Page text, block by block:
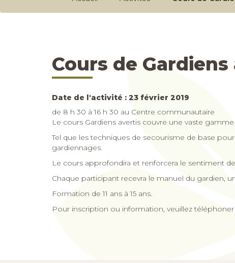
Cours de
Date de l'activité : 23 février 2019
de 8 h 30 à 16 h 30 au Centre communautaire
Le cours Gardiens avertis couvre une vaste gamme
Tel que les techniques de secourisme de base
gardiennages.
Le cours approfondira et renforcera le sentiment
Chaque participant recevra le manuel du gardien,
Formation de 11 ans à 15 ans.
Pour inscription ou information, veuillez